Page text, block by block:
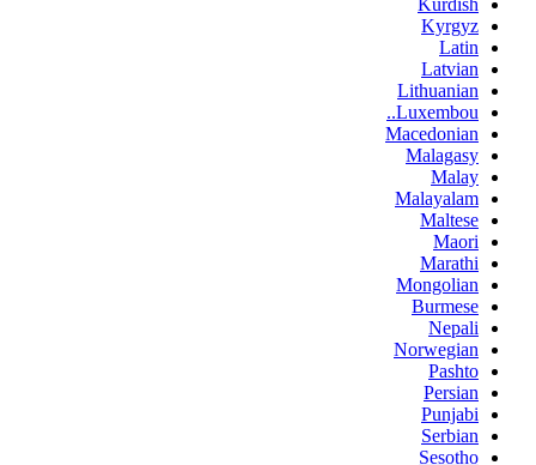
Kurdish
Kyrgyz
Latin
Latvian
Lithuanian
Luxembou..
Macedonian
Malagasy
Malay
Malayalam
Maltese
Maori
Marathi
Mongolian
Burmese
Nepali
Norwegian
Pashto
Persian
Punjabi
Serbian
Sesotho